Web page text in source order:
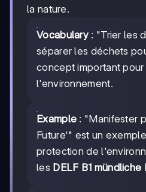
la nature.
Vocabulary : "Trier les
séparer les déchets
concept important
l'environnement.
Example : "Manifester
Future'" est un
protection de
les DELF B1